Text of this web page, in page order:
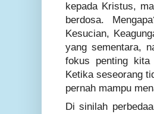
kepada Kristus,
berdosa.
Kesucian,
yang sementara,
fokus penting kita
Ketika seseorang
pernah mampu
Di sinilah